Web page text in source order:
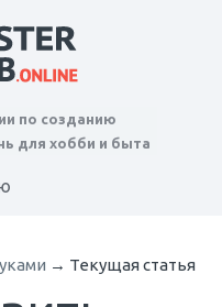
по созданию
для хобби и быта
→ Текущая статья